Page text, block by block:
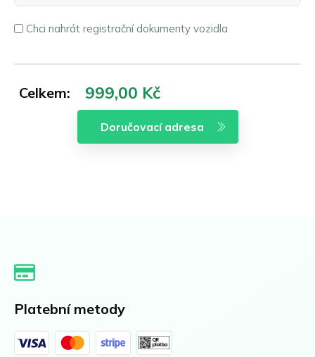
Registration
Chci nahrát registrační dokumenty vozidla
Celkem:
Platební metody